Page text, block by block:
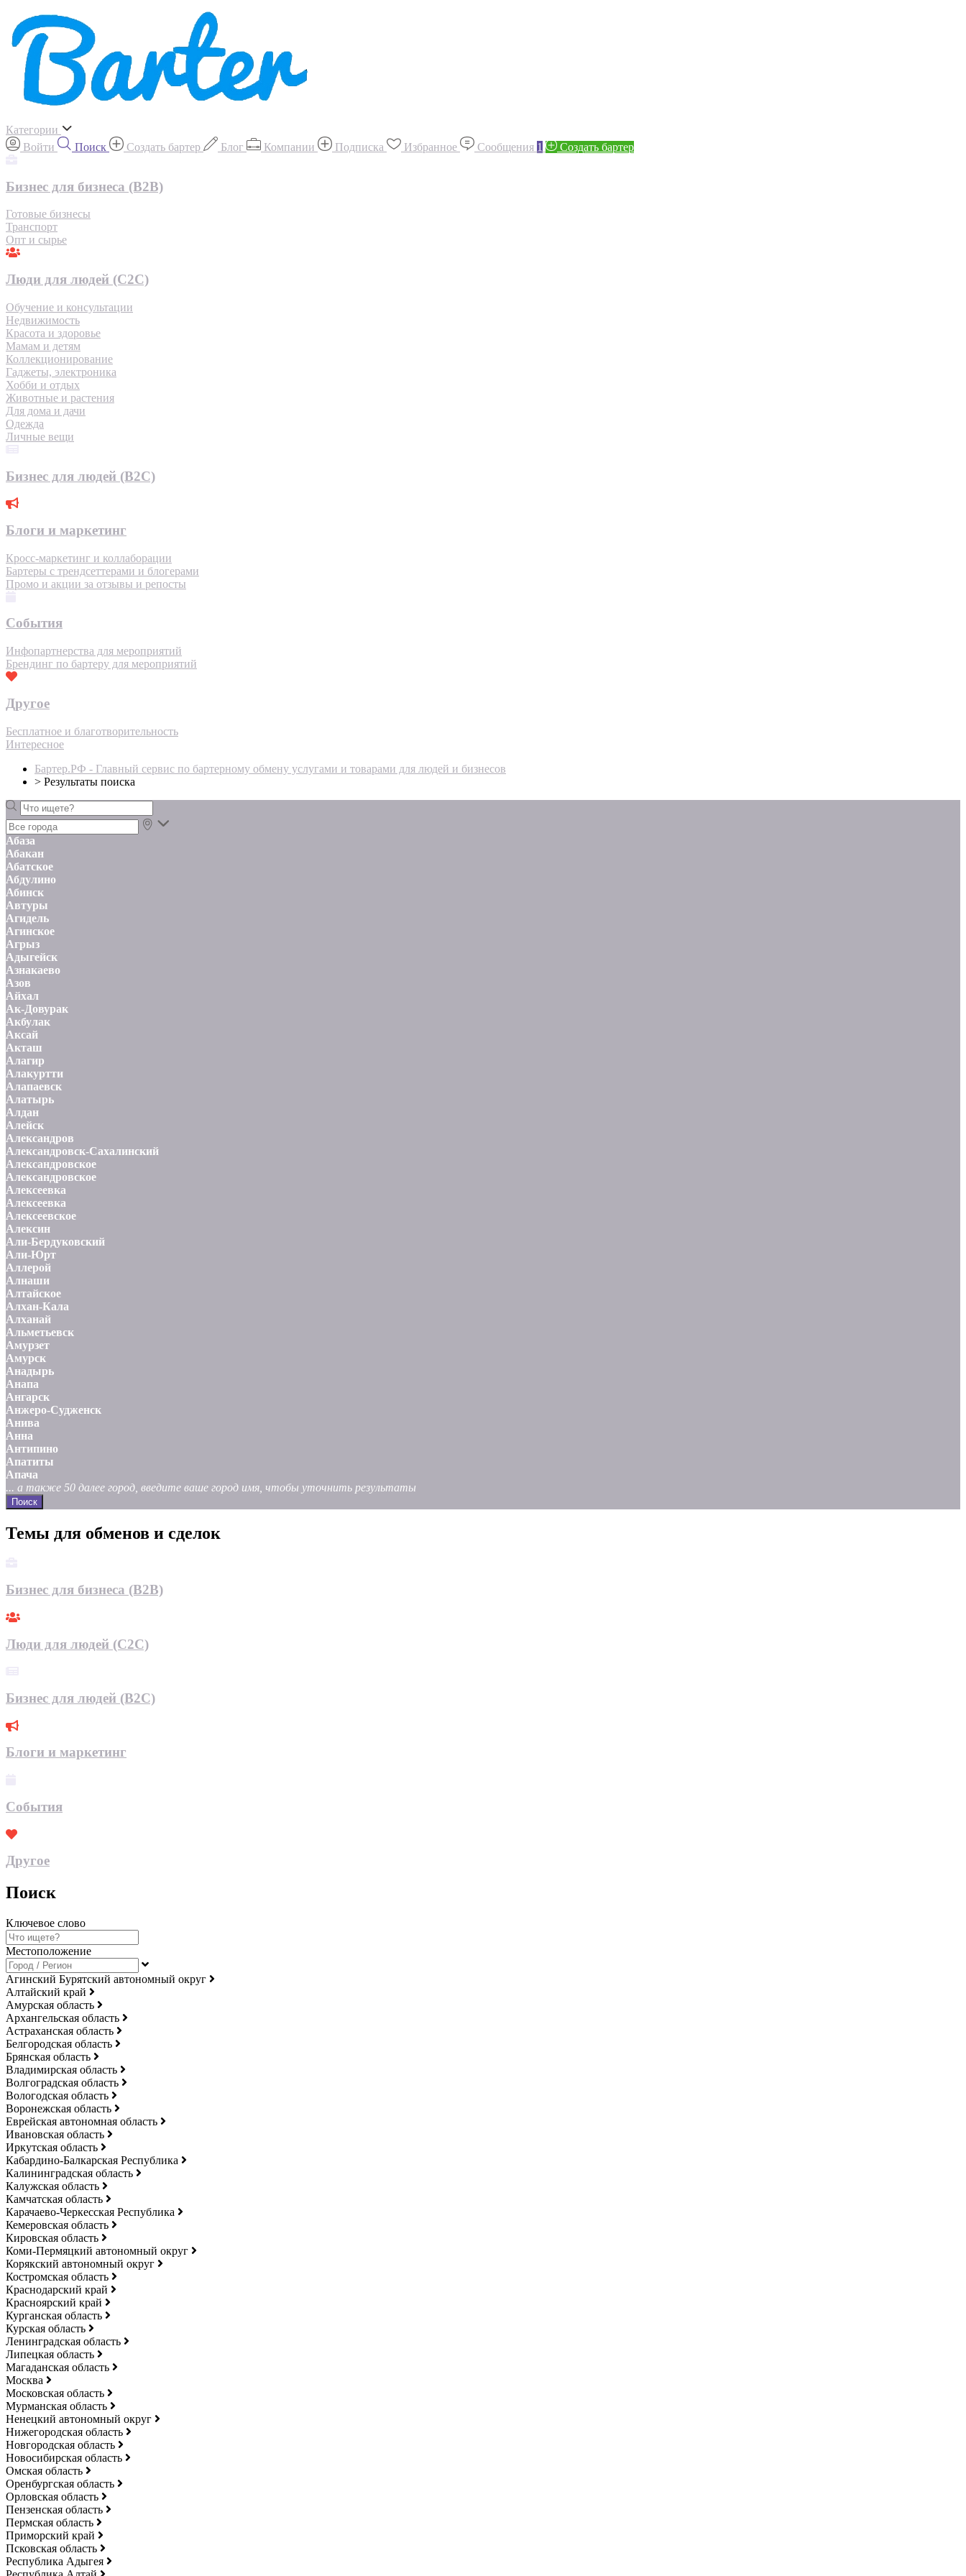
Категории
Войти
Поиск Создать бартер Блог Компании Подписка Избранное Сообщения 1 Создать бартер
Бизнес для бизнеса (B2B)
Готовые бизнесы
Транспорт
Опт и сырье
Люди для людей (С2С)
Обучение и консультации
Недвижимость
Красота и здоровье
Мамам и детям
Коллекционирование
Гаджеты, электроника
Хобби и отдых
Животные и растения
Для дома и дачи
Одежда
Личные вещи
Бизнес для людей (B2C)
Блоги и маркетинг
Кросс-маркетинг и коллаборации
Бартеры с трендсеттерами и блогерами
Промо и акции за отзывы и репосты
События
Инфопартнерства для мероприятий
Брендинг по бартеру для мероприятий
Другое
Бесплатное и благотворительность
Интересное
Бартер.РФ - Главный сервис по бартерному обмену услугами и товарами для людей и бизнесов
> Результаты поиска
Абаза
Абакан
Абатское
Абдулино
Абинск
Автуры
Агидель
Агинское
Агрыз
Адыгейск
Азнакаево
Азов
Айхал
Ак-Довурак
Акбулак
Аксай
Акташ
Алагир
Алакуртти
Алапаевск
Алатырь
Алдан
Алейск
Александров
Александровск-Сахалинский
Александровское
Александровское
Алексеевка
Алексеевка
Алексеевское
Алексин
Али-Бердуковский
Али-Юрт
Аллерой
Алнаши
Алтайское
Алхан-Кала
Алханай
Альметьевск
Амурзет
Амурск
Анадырь
Анапа
Ангарск
Анжеро-Судженск
Анива
Анна
Антипино
Апатиты
Апача
... а также 50 далее город, введите ваше город имя, чтобы уточнить результаты
Поиск
Темы для обменов и сделок
Бизнес для бизнеса (B2B)
Люди для людей (С2С)
Бизнес для людей (B2C)
Блоги и маркетинг
События
Другое
Поиск
Ключевое слово
Местоположение
Агинский Бурятский автономный округ
Алтайский край
Амурская область
Архангельская область
Астраханская область
Белгородская область
Брянская область
Владимирская область
Волгоградская область
Вологодская область
Воронежская область
Еврейская автономная область
Ивановская область
Иркутская область
Кабардино-Балкарская Республика
Калининградская область
Калужская область
Камчатская область
Карачаево-Черкесская Республика
Кемеровская область
Кировская область
Коми-Пермяцкий автономный округ
Корякский автономный округ
Костромская область
Краснодарский край
Красноярский край
Курганская область
Курская область
Ленинградская область
Липецкая область
Магаданская область
Москва
Московская область
Мурманская область
Ненецкий автономный округ
Нижегородская область
Новгородская область
Новосибирская область
Омская область
Оренбургская область
Орловская область
Пензенская область
Пермская область
Приморский край
Псковская область
Республика Адыгея